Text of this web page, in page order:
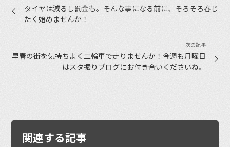
タイヤは減るし罰金も。そんな事になる前に、そろそろ春じ
たく始めませんか！
早春の街を気持ちよく二輪車で走りませんか！今週も月曜日
はスタ振りブログにお付き合いくださいね。
関連する記事